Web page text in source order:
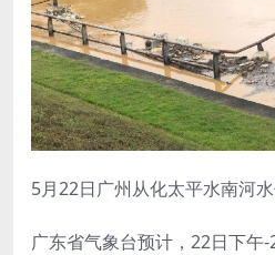
5月22日广州从化太平水南河
广东省气象台预计，22日下午